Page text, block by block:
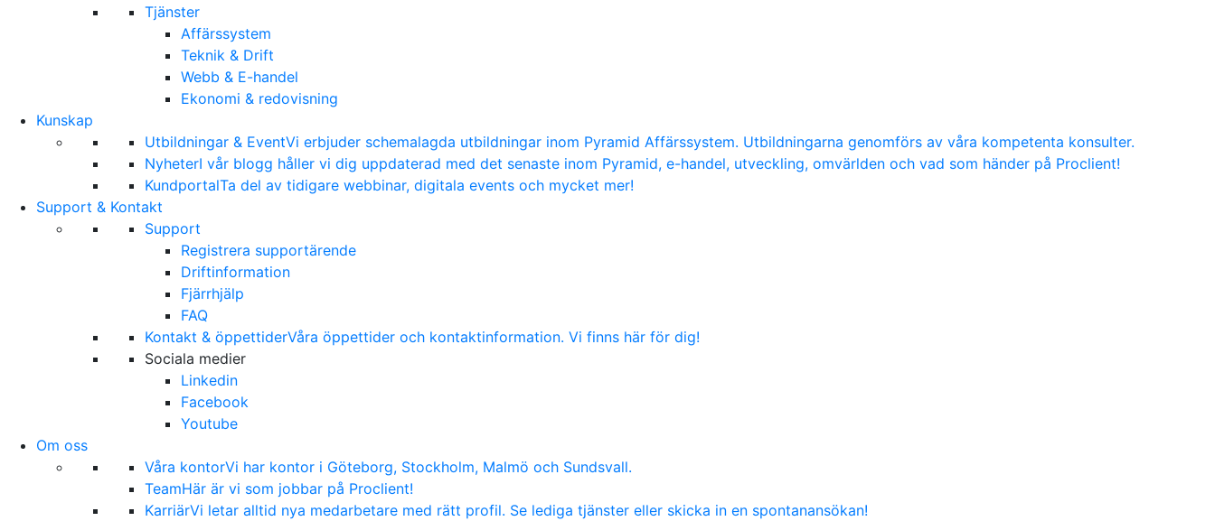
Tjänster
Affärssystem
Teknik & Drift
Webb & E-handel
Ekonomi & redovisning
Kunskap
Utbildningar & EventVi erbjuder schemalagda utbildningar inom Pyramid Affärssystem. Utbildningarna genomförs av våra kompetenta konsulter.
NyheterI vår blogg håller vi dig uppdaterad med det senaste inom Pyramid, e-handel, utveckling, omvärlden och vad som händer på Proclient!
KundportalTa del av tidigare webbinar, digitala events och mycket mer!
Support & Kontakt
Support
Registrera supportärende
Driftinformation
Fjärrhjälp
FAQ
Kontakt & öppettiderVåra öppettider och kontaktinformation. Vi finns här för dig!
Sociala medier
Linkedin
Facebook
Youtube
Om oss
Våra kontorVi har kontor i Göteborg, Stockholm, Malmö och Sundsvall.
TeamHär är vi som jobbar på Proclient!
KarriärVi letar alltid nya medarbetare med rätt profil. Se lediga tjänster eller skicka in en spontanansökan!